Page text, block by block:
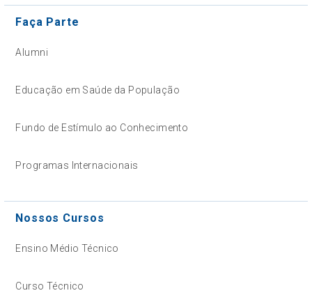
Faça Parte
Alumni
Educação em Saúde da População
Fundo de Estímulo ao Conhecimento
Programas Internacionais
Nossos Cursos
Ensino Médio Técnico
Curso Técnico